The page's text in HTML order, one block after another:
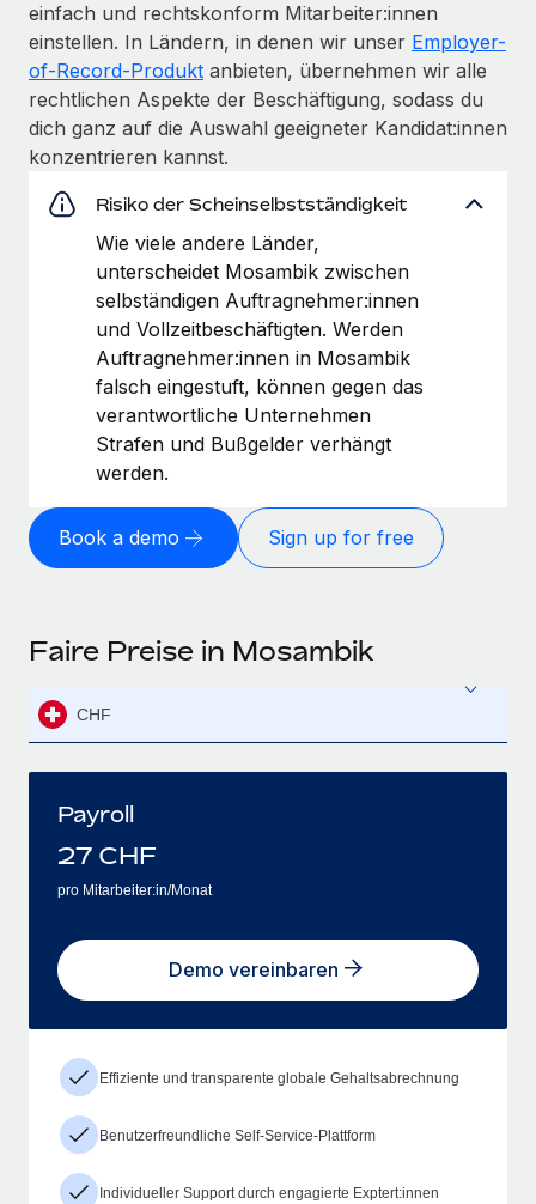
einfach und rechtskonform Mitarbeiter:innen
einstellen. In Ländern, in denen wir unser Employer-
of-Record-Produkt anbieten, übernehmen wir alle
rechtlichen Aspekte der Beschäftigung, sodass du
dich ganz auf die Auswahl geeigneter Kandidat:innen
konzentrieren kannst.
Risiko der Scheinselbstständigkeit
Wie viele andere Länder,
unterscheidet Mosambik zwischen
selbständigen Auftragnehmer:innen
und Vollzeitbeschäftigten. Werden
Auftragnehmer:innen in Mosambik
falsch eingestuft, können gegen das
verantwortliche Unternehmen
Strafen und Bußgelder verhängt
werden.
Book a demo Sign up for free
Faire Preise in Mosambik
CHF
Payroll
27 CHF
pro Mitarbeiter:in/Monat
Demo vereinbaren
Effiziente und transparente globale Gehaltsabrechnung
Benutzerfreundliche Self-Service-Plattform
Individueller Support durch engagierte Exptert:innen